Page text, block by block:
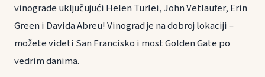
vinograde uključujući Helen Turlei, John Vetlaufer, Erin
Green i Davida Abreu! Vinograd je na dobroj lokaciji –
možete videti San Francisko i most Golden Gate po
vedrim danima.